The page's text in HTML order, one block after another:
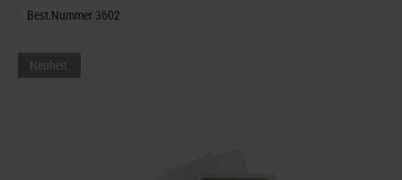
Best.Nummer 3602
Neuheit